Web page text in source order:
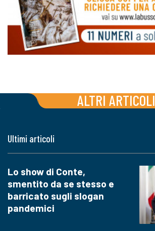
ALTRI ARTICOLI
Ultimi articoli
Lo show di Conte,
smentito da se stesso e
barricato sugli slogan
pandemici